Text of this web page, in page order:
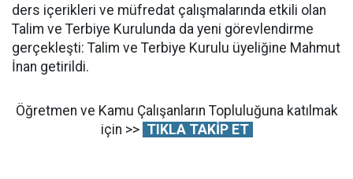
ders içerikleri ve müfredat çalışmalarında etkili olan
Talim ve Terbiye Kurulunda da yeni görevlendirme
gerçekleşti: Talim ve Terbiye Kurulu üyeliğine Mahmut
İnan getirildi.
Öğretmen ve Kamu Çalışanların Topluluğuna katılmak
için >> TIKLA TAKİP ET